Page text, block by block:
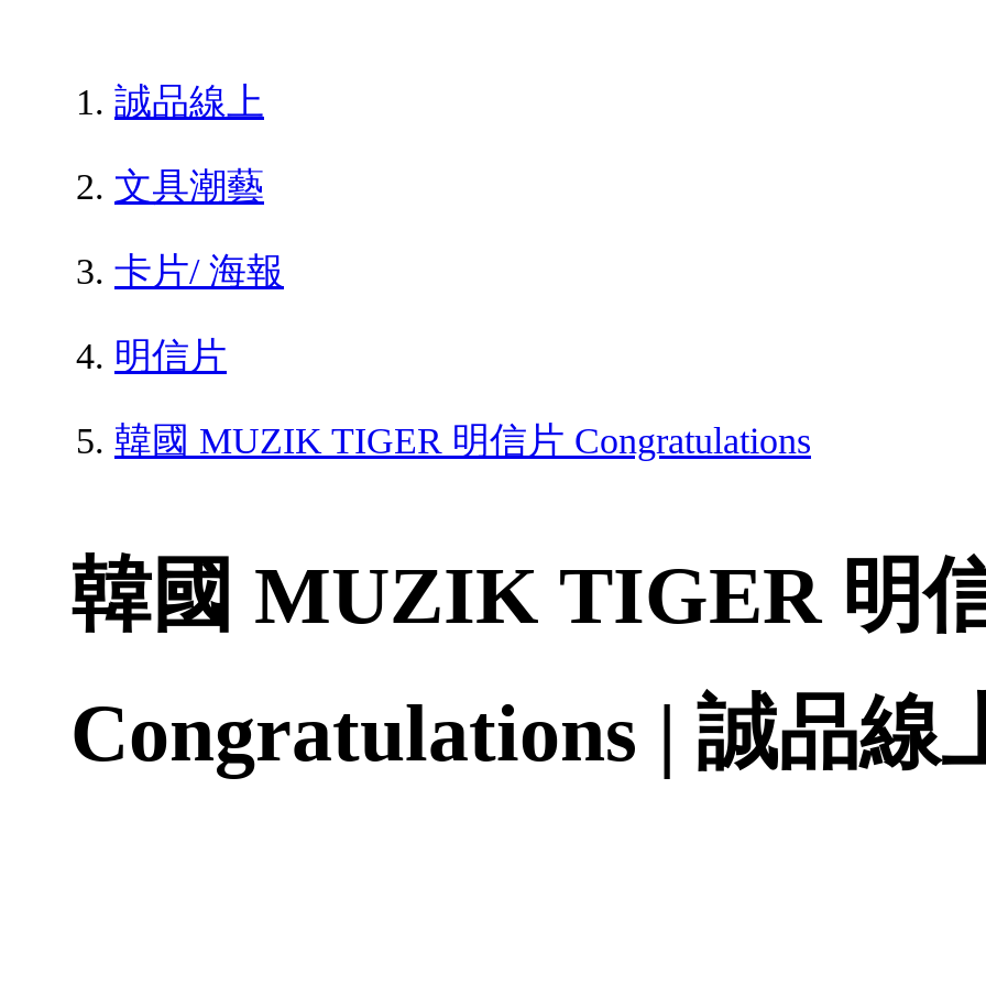
誠品線上
文具潮藝
卡片/ 海報
明信片
韓國 MUZIK TIGER 明信片 Congratulations
韓國 MUZIK TIGER 明
Congratulations | 誠品線